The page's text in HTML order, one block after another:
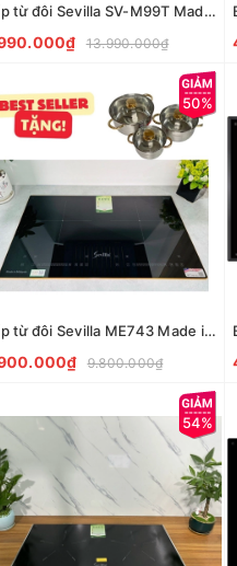
Bếp từ đôi Sevilla SV-M99T Made in Malaysia
13.990.000₫
50%
Bếp từ đôi Sevilla ME743 Made in Malaysia
9.800.000₫
54%